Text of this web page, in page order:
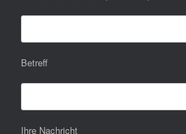
Betreff
Ihre Nachricht